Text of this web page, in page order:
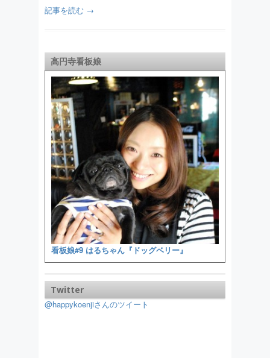
記事を読む →
高円寺看板娘
看板娘#9 はるちゃん『ドッグベリー』
Twitter
@happykoenjiさんのツイート